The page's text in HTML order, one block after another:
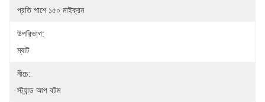
প্রতি পাশে ১৫০ মাইক্রন
উপরিভাগ:
ম্যাট
নীচে:
স্ট্যান্ড আপ বটম